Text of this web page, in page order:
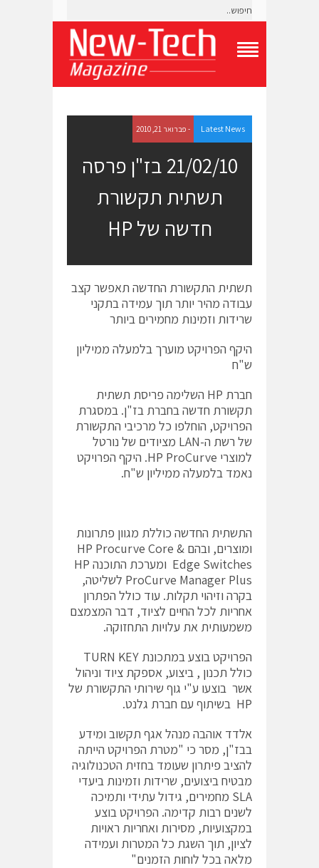
g
l
e
N
M
n
u
Latest News - פברואר 21, 2010
21/02/10 בז"ן פרסה
תשתית תקשורת
חדשה של HP
תשתית התקשורת החדשה תאפשר קצב
עבודה מהיר יותר תוך עמידה בתקני
שרידות וזמינות מחמירים ביותר
היקף הפרויקט מוערך בלמעלה ממיליון
ש"ח
חברת HP השלימה פריסת תשתית
תקשורת חדשה בחברת בז"ן. במסגרת
הפרויקט, הוחלפו כל מרכיבי התקשורת
של רשת ה-LAN מציודים של נורטל
למוצרי HP ProCurve. היקף הפרויקט
נאמד בלמעלה ממיליון ש"ח.
התשתית החדשה כוללת מגוון פתרונות
ומוצרים, ובהם HP Procurve Core &
Edge Switches ומערכת התוכנה HP
ProCurve Manager Plus לשליטה,
בקרה וזיהוי תקלות. עוד כולל הפתרון
אחריות לכל החיים לציוד, דבר המצמצם
משמעותית את עלויות התחזוקה.
הפרויקט בוצע במתכונת TURN KEY
כולל תכנון , ביצוע, אספקת ציוד וניהול
אשר בוצעו ע"י גוף שירותי התקשורת של
HP בשיתוף עם חברת גלנט.
אלדד אוהבה מנהל אגף תקשוב ומידע
בבז"ן, מסר כי "מטרת הפרויקט הייתה
להציב פיתרון שעומד בחזית הטכנולוגיה
מבטיח ביצועים, שרידות וזמינות ביעדי
SLA מחמירים, גידול עתידי ותמיכה
לשנים רבות קדימה. הפרויקט בוצע
במקצועיות, מסירות ואחריות ראויות
לציון, תוך השגת כל המטרות ועמידה
מלאה בכל לוחות הזמנים"